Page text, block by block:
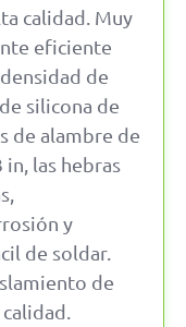
calidad. Muy
eficiente
de
silicona de
de alambre de
las hebras
y
de soldar.
de